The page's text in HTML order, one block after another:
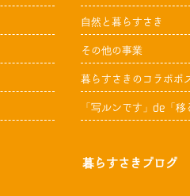
自然と暮らすさき
その他の事業
暮らすさきのコラボポ
「写ルンです」de「移
暮らすさきブログ